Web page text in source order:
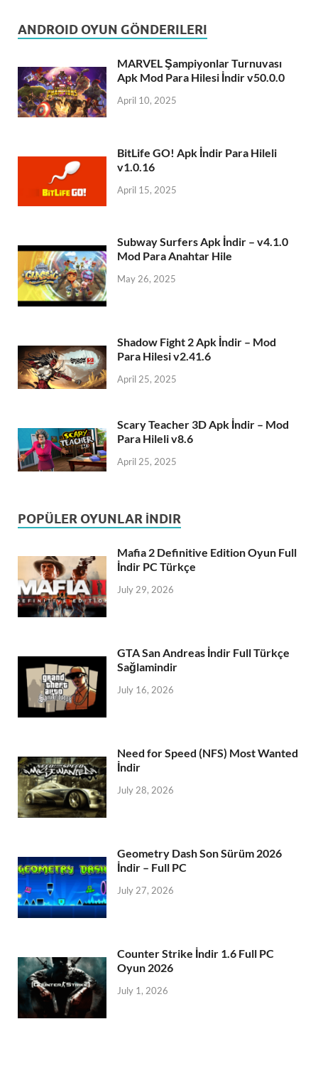
ANDROID OYUN GÖNDERILERI
MARVEL Şampiyonlar Turnuvası
Apk Mod Para Hilesi İndir v50.0.0
April 10, 2025
BitLife GO! Apk İndir Para Hileli
v1.0.16
April 15, 2025
Subway Surfers Apk İndir – v4.1.0
Mod Para Anahtar Hile
May 26, 2025
Shadow Fight 2 Apk İndir – Mod
Para Hilesi v2.41.6
April 25, 2025
Scary Teacher 3D Apk İndir – Mod
Para Hileli v8.6
April 25, 2025
POPÜLER OYUNLAR İNDIR
Mafia 2 Definitive Edition Oyun Full
İndir PC Türkçe
July 29, 2026
GTA San Andreas İndir Full Türkçe
Sağlamindir
July 16, 2026
Need for Speed (NFS) Most Wanted
İndir
July 28, 2026
Geometry Dash Son Sürüm 2026
İndir – Full PC
July 27, 2026
Counter Strike İndir 1.6 Full PC
Oyun 2026
July 1, 2026